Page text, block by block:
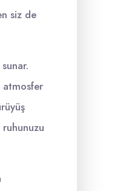
siz de
atmosfer